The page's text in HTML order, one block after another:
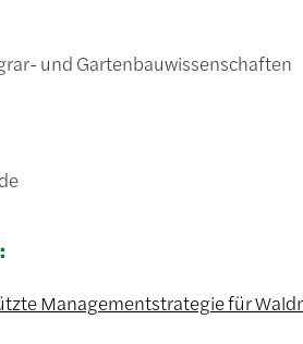
und Gartenbauwissenschaften
Managementstrategie für